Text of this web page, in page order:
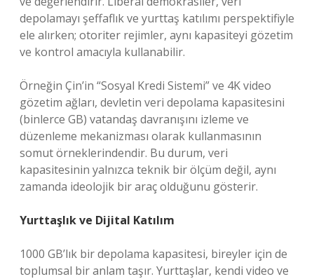
depolamayı şeffaflık ve yurttaş katılımı perspektifiyle
ele alırken; otoriter rejimler, aynı kapasiteyi gözetim
ve kontrol amacıyla kullanabilir.
Örneğin Çin’in “Sosyal Kredi Sistemi” ve 4K video
gözetim ağları, devletin veri depolama kapasitesini
(binlerce GB) vatandaş davranışını izleme ve
düzenleme mekanizması olarak kullanmasının
somut örneklerindendir. Bu durum, veri
kapasitesinin yalnızca teknik bir ölçüm değil, aynı
zamanda ideolojik bir araç olduğunu gösterir.
Yurttaşlık ve Dijital Katılım
1000 GB’lık bir depolama kapasitesi, bireyler için de
toplumsal bir anlam taşır. Yurttaşlar, kendi video ve